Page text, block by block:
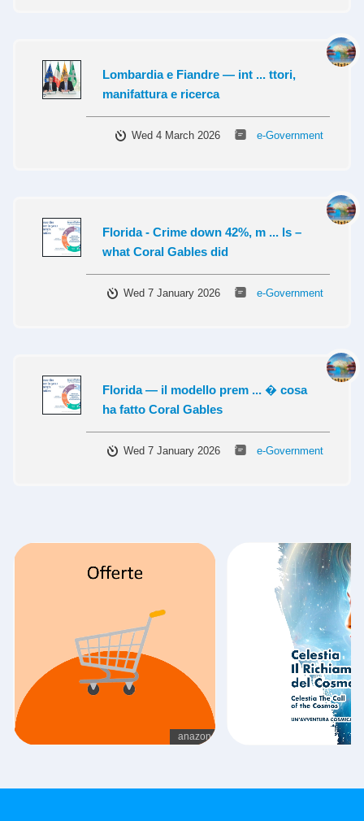
Lombardia e Fiandre — int ... ttori,
manifattura e ricerca
Wed 4 March 2026 e-Government
Florida - Crime down 42%, m ... ls –
what Coral Gables did
Wed 7 January 2026 e-Government
Florida — il modello prem ... � cosa
ha fatto Coral Gables
Wed 7 January 2026 e-Government